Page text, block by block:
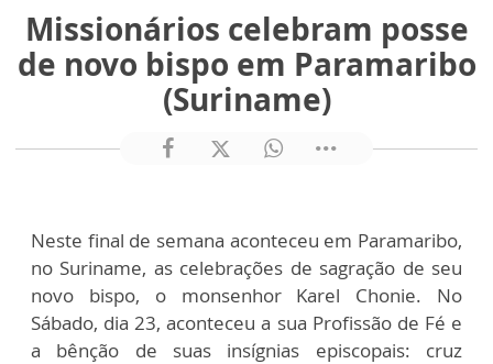
Missionários celebram posse
de novo bispo em Paramaribo
(Suriname)
Neste final de semana aconteceu em Paramaribo,
no Suriname, as celebrações de sagração de seu
novo bispo, o monsenhor Karel Chonie. No
Sábado, dia 23, aconteceu a sua Profissão de Fé e
a bênção de suas insígnias episcopais: cruz